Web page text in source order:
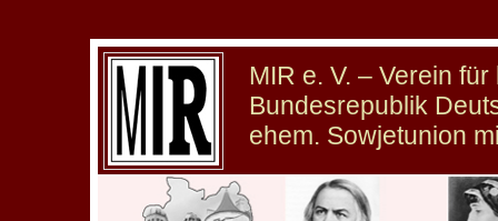
MIR e. V. – Verein
Bundesrepublik
ehem. Sowjetunion